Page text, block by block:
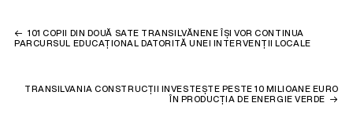
101 COPII DIN DOUĂ SATE TRANSILVĂNENE ÎȘI VOR CONTINUA
PARCURSUL EDUCAȚIONAL DATORITĂ UNEI INTERVENȚII LOCALE
TRANSILVANIA CONSTRUCȚII INVESTEȘTE PESTE 10 MILIOANE EURO
ÎN PRODUCȚIA DE ENERGIE VERDE